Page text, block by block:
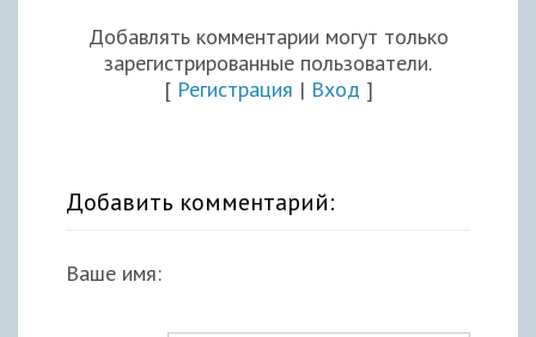
Добавлять комментарии могут только
зарегистрированные пользователи.
[ Регистрация | Вход ]
Добавить комментарий:
Ваше имя: